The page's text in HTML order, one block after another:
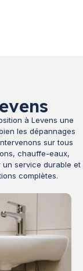
à Levens une
les dépannages
sur tous
chauffe-eaux,
service durable et
complètes.